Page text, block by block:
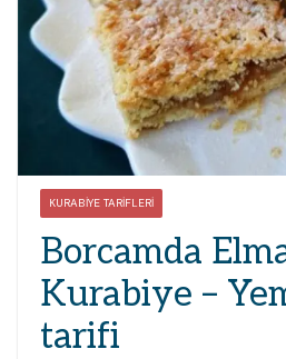
KURABIYE TARIFLERI
Borcamda
Kurabiye –
tarifi